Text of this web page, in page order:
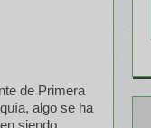
de Primera
algo se ha
siendo